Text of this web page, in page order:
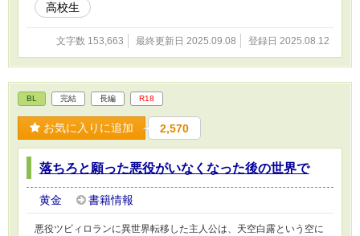
高校生
文字数 153,663 最終更新日 2025.09.08 登録日 2025.08.12
BL 完結 長編 R18
お気に入りに追加 2,570
落ちろと願った悪役がいなくなった後の世界で
黄金 書籍情報
悪役ツビィロランに異世界転移した主人公は、天空白露という空に